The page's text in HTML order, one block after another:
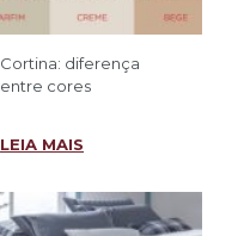
Cortina: diferença
entre cores
LEIA MAIS